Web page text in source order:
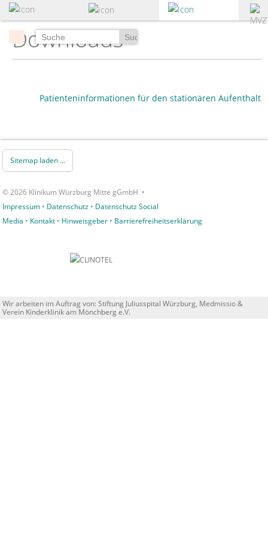
zum
Hauptinhalt
springenSuchen
Downloads
Patienteninformationen für den stationären Aufenthalt
Sitemap laden ...
© 2026 Klinikum Würzburg Mitte gGmbH •
Impressum • Datenschutz • Datenschutz Social
Media • Kontakt • Hinweisgeber • Barrierefreiheitserklärung
Wir arbeiten im Auftrag von:Stiftung Juliusspital Würzburg, Medmissio&
Verein Kinderklinik am Mönchberg e.V.